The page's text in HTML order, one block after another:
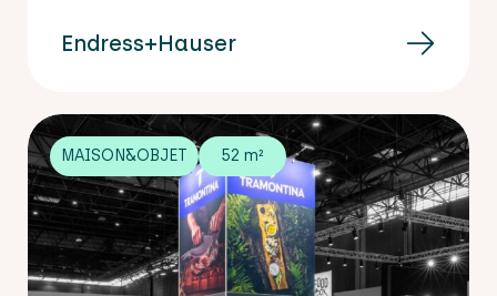
Endress+Hauser
MAISON&OBJET 52 m²